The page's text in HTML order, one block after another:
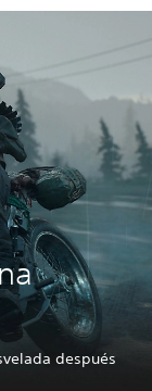
después